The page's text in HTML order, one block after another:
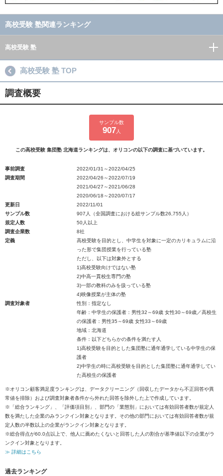
高校受験 塾関連ランキング
高校受験 塾
高校受験 塾 TOP
調査概要
サンプル数
907 人
この高校受験 集団塾 北海道ランキングは、オリコンの以下の調査に基づいています。
事前調査
2022/01/31～2022/04/25
調査期間
2022/04/26～2022/07/19
2021/04/27～2021/06/28
2020/06/18～2020/07/17
更新日
2022/11/01
サンプル数
907人（全国調査における総サンプル数26,755人）
規定人数
50人以上
調査企業数
8社
定義
高校受験を目的とし、中学生を対象に一定のカリキュラムに沿
った形で集団授業を行っている塾
ただし、以下は対象外とする
1)高校受験向けではない塾
2)中高一貫校生専門の塾
3)一部の教科のみを扱っている塾
4)映像授業が主体の塾
調査対象者
性別：指定なし
年齢：中学生の保護者：男性32～69歳 女性30～69歳／高校生
の保護者：男性35～69歳 女性33～69歳
地域：北海道
条件：以下どちらかの条件を満たす人
1)高校受験を目的とした集団塾に通年通学している中学生の保
護者
2)中学生の時に高校受験を目的とした集団塾に通年通学してい
た高校生の保護者
※オリコン顧客満足度ランキングは、データクリーニング（回収したデータから不正回答や異
常値を排除）および調査対象者条件から外れた回答を除外した上で作成しています。
※「総合ランキング」、「評価項目別」、部門の「業態別」においては有効回答者数が規定人
数を満たした企業のみランクイン対象となります。その他の部門においては有効回答者数が規
定人数の半数以上の企業がランクイン対象となります。
※総合得点が60.0点以上で、他人に薦めたくないと回答した人の割合が基準値以下の企業がラ
ンクイン対象となります。
≫ 詳細はこちら
過去ランキング